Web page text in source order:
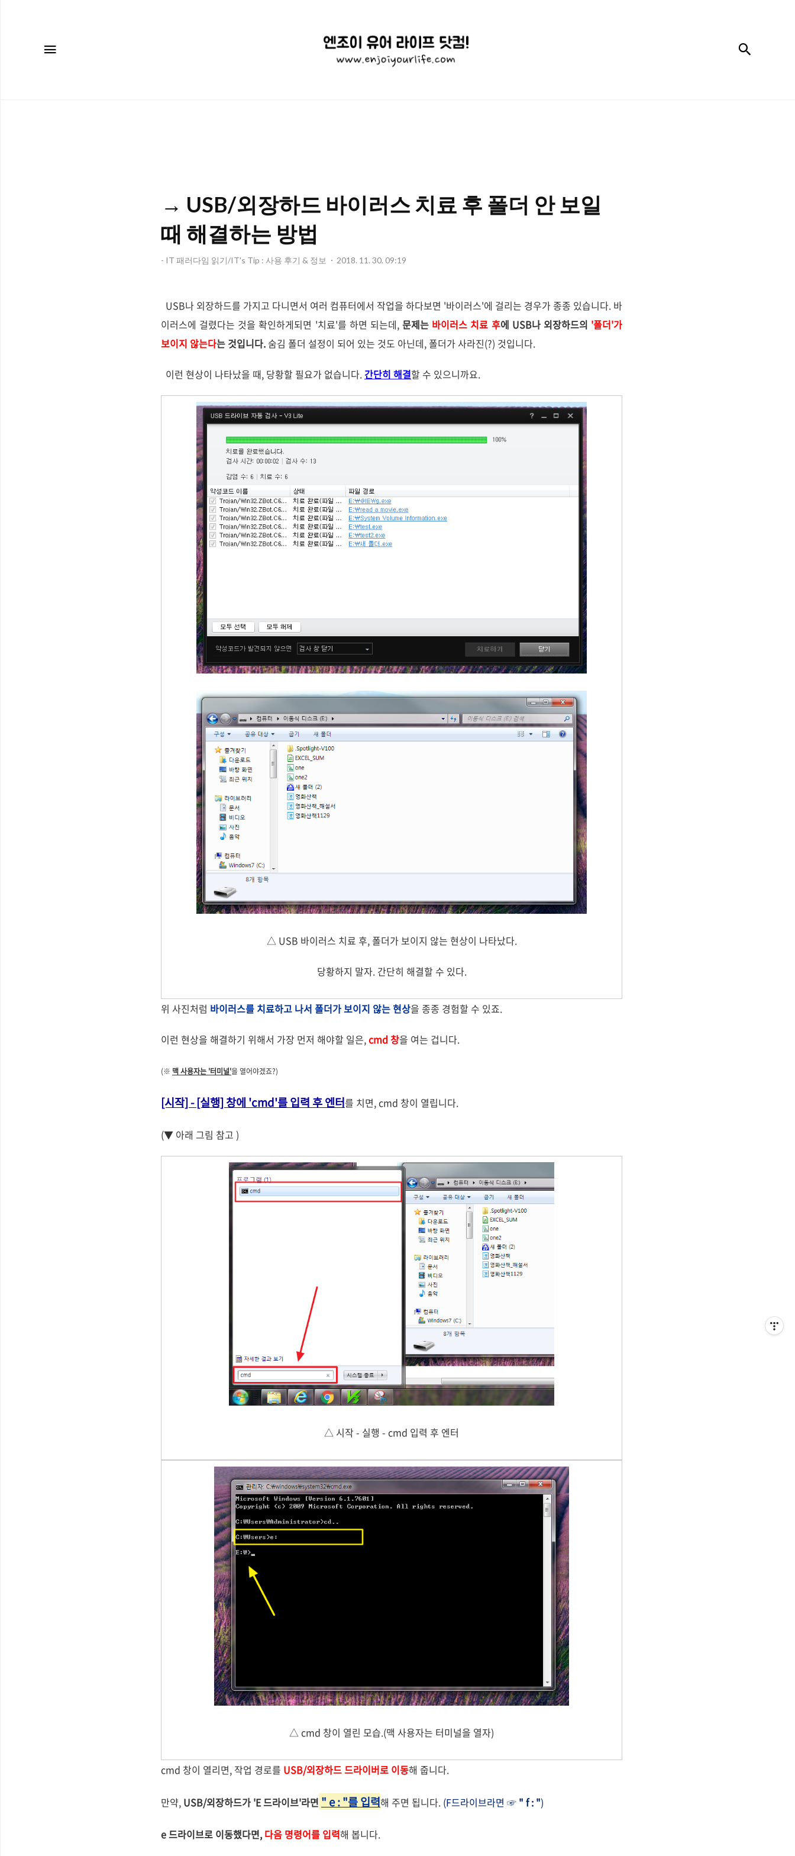
엔
조
프
컴!
→ USB/외장하드 바이러스 치료 후 폴더 안 보일
때 해결하는 방법
- IT 패러다임 읽기/IT's Tip : 사용 후기 & 정보 2018. 11. 30. 09:19
USB나 외장하드를 가지고 다니면서 여러 컴퓨터에서 작업을 하다보면 '바이러스'에 걸리는 경우가 종종 있습니다. 바
이러스에 걸렸다는 것을 확인하게되면 '치료'를 하면 되는데,문제는 바이러스 치료 후에 USB나 외장하드의 '폴더'가
보이지 않는다는 것입니다. 숨김 폴더 설정이 되어 있는 것도 아닌데, 폴더가 사라진(?) 것입니다.
이런 현상이 나타났을 때, 당황할 필요가 없습니다. 간단히 해결할 수 있으니까요.
△ USB 바이러스 치료 후, 폴더가 보이지 않는 현상이 나타났다.
당황하지 말자. 간단히 해결할 수 있다.
위 사진처럼 바이러스를 치료하고 나서 폴더가 보이지 않는 현상을 종종 경험할 수 있죠.
이런 현상을 해결하기 위해서 가장 먼저 해야할 일은,cmd 창을 여는 겁니다.
(※ 맥 사용자는 '터미널'을 열어야겠죠?)
[시작] - [실행] 창에 'cmd'를 입력 후 엔터를 치면, cmd 창이 열립니다.
(▼ 아래 그림 참고 )
△ 시작 - 실행 - cmd 입력 후 엔터
△ cmd 창이 열린 모습.(맥 사용자는 터미널을 열자)
cmd 창이 열리면, 작업 경로를 USB/외장하드 드라이버로 이동해 줍니다.
만약, USB/외장하드가 'E 드라이브'라면 " e : "를 입력해 주면 됩니다. (F드라이브라면 ☞ " f : ")
e 드라이브로 이동했다면, 다음 명령어를 입력해 봅니다.